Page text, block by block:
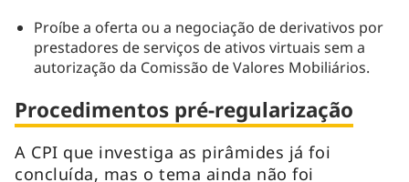
Proíbe a oferta ou a negociação de derivativos por
prestadores de serviços de ativos virtuais sem a
autorização da Comissão de Valores Mobiliários.
Procedimentos pré-regularização
A CPI que investiga as pirâmides já foi
concluída, mas o tema ainda não foi